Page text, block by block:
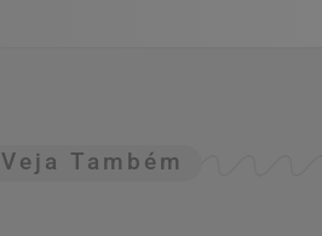
Veja Também